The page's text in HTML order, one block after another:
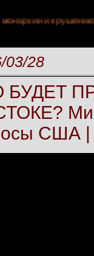
монархии и
03/28
БУДЕТ
Мир
США |